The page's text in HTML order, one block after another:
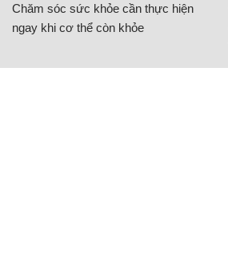
Chăm sóc sức khỏe cần thực hiện
ngay khi cơ thể còn khỏe